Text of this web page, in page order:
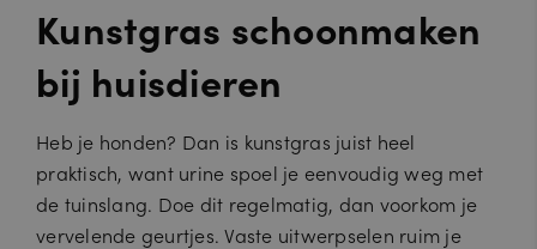
Kunstgras schoonmaken
bij huisdieren
Heb je honden? Dan is kunstgras juist heel
praktisch, want urine spoel je eenvoudig weg met
de tuinslang. Doe dit regelmatig, dan voorkom je
vervelende geurtjes. Vaste uitwerpselen ruim je